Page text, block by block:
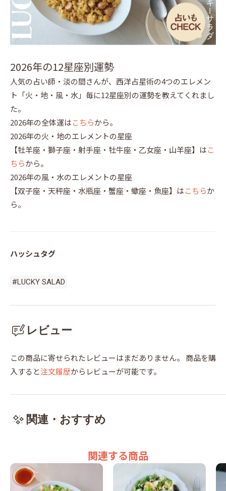
2026年の12星座別運勢
人気の占い師・淡の間さんが、西洋占星術の4つのエレメン
ト「火・地・風・水」毎に12星座別の運勢を教えてくれまし
た。
2026年の全体運はこちらから。
2026年の火・地のエレメントの星座
【牡羊座・獅子座・射手座・牡牛座・乙女座・山羊座】はこ
ちらから。
2026年の風・水のエレメントの星座
【双子座・天秤座・水瓶座・蟹座・蠍座・魚座】はこちらか
ら。
ハッシュタグ
#LUCKY SALAD
レビュー
この商品に寄せられたレビューはまだありません。
商品を購
入すると注文履歴からレビューが可能です。
関連・おすすめ
関連する商品